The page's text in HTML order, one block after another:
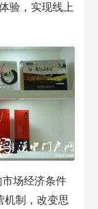
验，实现线上
场经济条件
机制，改变思